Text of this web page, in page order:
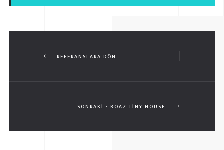
REFERANSLARA DÖN
SONRAKI - BOAZ TINY HOUSE